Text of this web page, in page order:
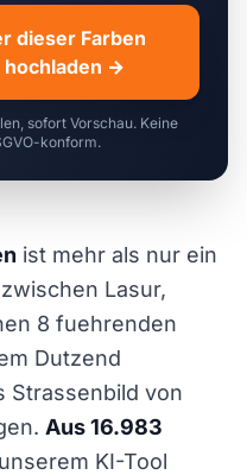
dieser Farben
→
sofort Vorschau. Keine
konform.
ist mehr als nur ein
Lasur,
8 fuehrenden
Dutzend
Strassenbild von
Aus 16.983
KI-Tool